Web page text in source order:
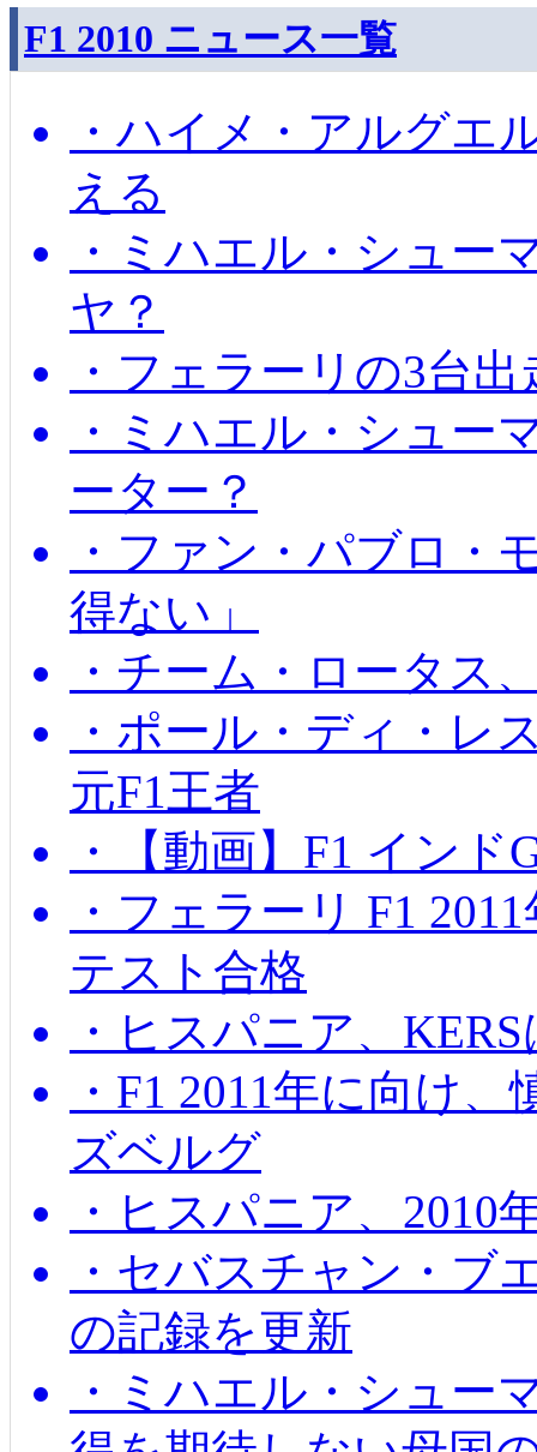
F1 2010 ニュース一覧
・ハイメ・アルグエ
える
・ミハエル・シュー
ヤ？
・フェラーリの3台
・ミハエル・シュー
ーター？
・ファン・パブロ・
得ない」
・チーム・ロータス
・ポール・ディ・レ
元F1王者
・【動画】F1 イン
・フェラーリ F1
テスト合格
・ヒスパニア、
・F1 2011年に向け
ズベルグ
・ヒスパニア、2010
・セバスチャン・ブ
の記録を更新
・ミハエル・シュー